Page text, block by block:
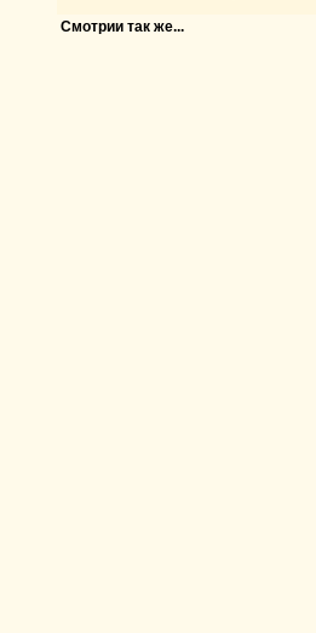
Смотрии так же...